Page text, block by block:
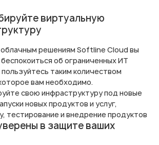
виртуальную
решениям Softline Cloud вы
об ограниченных ИТ
таким количеством
вам необходимо.
свою инфраструктуру под новые
новых продуктов и услуг,
тестирование и внедрение продуктов
в защите ваших